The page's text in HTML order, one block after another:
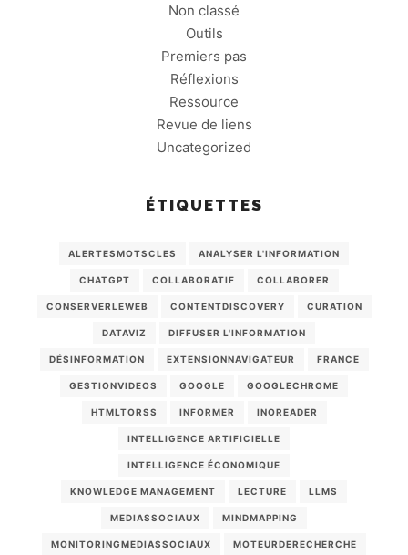
Non classé
Outils
Premiers pas
Réflexions
Ressource
Revue de liens
Uncategorized
ÉTIQUETTES
ALERTESMOTSCLES ANALYSER L'INFORMATION
CHATGPT COLLABORATIF COLLABORER
CONSERVERLEWEB CONTENTDISCOVERY CURATION
DATAVIZ DIFFUSER L'INFORMATION
DÉSINFORMATION EXTENSIONNAVIGATEUR FRANCE
GESTIONVIDEOS GOOGLE GOOGLECHROME
HTMLTORSS INFORMER INOREADER
INTELLIGENCE ARTIFICIELLE
INTELLIGENCE ÉCONOMIQUE
KNOWLEDGE MANAGEMENT LECTURE LLMS
MEDIASSOCIAUX MINDMAPPING
MONITORINGMEDIASSOCIAUX MOTEURDERECHERCHE